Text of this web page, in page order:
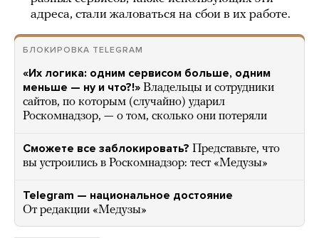
адреса, стали жаловаться на сбои в их работе.
БЛОКИРОВКА TELEGRAM
«Их логика: одним сервисом больше, одним
меньше — ну и что?!» Владельцы и сотрудники
сайтов, по которым (случайно) ударил
Роскомнадзор, — о том, сколько они потеряли
Сможете все заблокировать? Представьте, что
вы устроились в Роскомнадзор: тест «Медузы»
Telegram — национальное достояние
От редакции «Медузы»